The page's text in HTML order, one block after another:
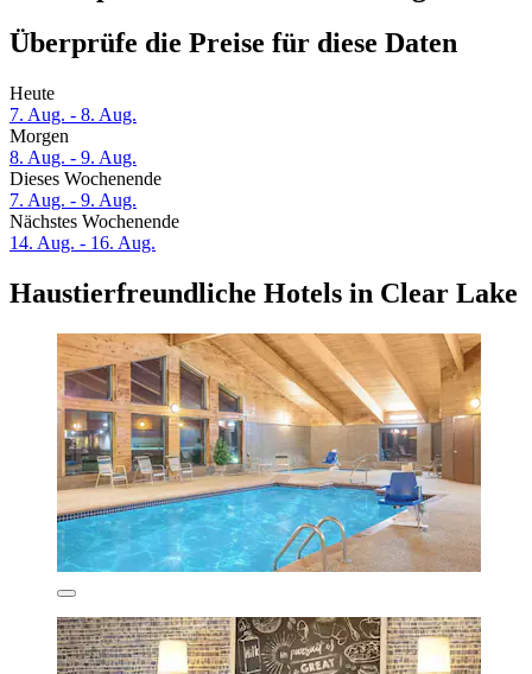
Überprüfe die Preise für diese Daten
Heute
7. Aug. - 8. Aug.
Morgen
8. Aug. - 9. Aug.
Dieses Wochenende
7. Aug. - 9. Aug.
Nächstes Wochenende
14. Aug. - 16. Aug.
Haustierfreundliche Hotels in Clear Lake